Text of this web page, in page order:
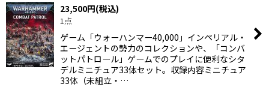
23,500円(税込)
1点
ゲーム「ウォーハンマー40,000」インペリアル・
エージェントの勢力のコレクションや、「コンバ
ットパトロール」ゲームでのプレイに便利なシタ
デルミニチュア33体セット。収録内容ミニチュア
33体（未組立・…